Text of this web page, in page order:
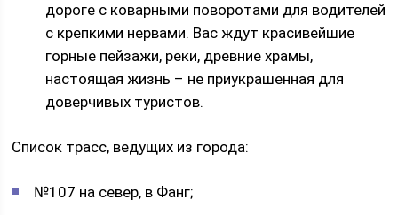
дороге с коварными поворотами для водителей
с крепкими нервами. Вас ждут красивейшие
горные пейзажи, реки, древние храмы,
настоящая жизнь – не приукрашенная для
доверчивых туристов.
Список трасс, ведущих из города:
№107 на север, в Фанг;